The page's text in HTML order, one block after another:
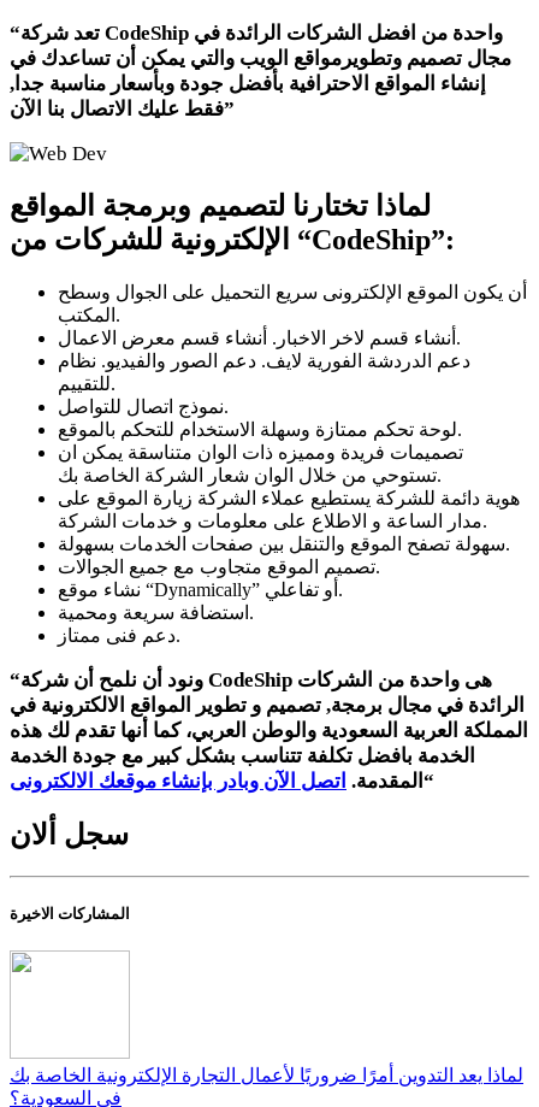
“تعد شركة CodeShip واحدة من افضل الشركات الرائدة في
مجال تصميم وتطويرمواقع الويب والتي يمكن أن تساعدك في
إنشاء المواقع الاحترافية بأفضل جودة وبأسعار مناسبة جدا,
فقط عليك الاتصال بنا الآن”
لماذا تختارنا لتصميم وبرمجة المواقع
الإلكترونية للشركات من “CodeShip”:
أن يكون الموقع الإلكترونى سريع التحميل على الجوال وسطح
المكتب.
أنشاء قسم لاخر الاخبار. أنشاء قسم معرض الاعمال.
دعم الدردشة الفورية لايف. دعم الصور والفيديو. نظام
للتقييم.
نموذج اتصال للتواصل.
لوحة تحكم ممتازة وسهلة الاستخدام للتحكم بالموقع.
تصميمات فريدة ومميزه ذات الوان متناسقة يمكن ان
تستوحي من خلال الوان شعار الشركة الخاصة بك.
هوية دائمة للشركة يستطيع عملاء الشركة زيارة الموقع على
مدار الساعة و الاطلاع على معلومات و خدمات الشركة.
سهولة تصفح الموقع والتنقل بين صفحات الخدمات بسهولة.
تصميم الموقع متجاوب مع جميع الجوالات.
نشاء موقع “Dynamically” أو تفاعلي.
استضافة سريعة ومحمية.
دعم فنى ممتاز.
“ونود أن نلمح أن شركة CodeShip هى واحدة من الشركات
الرائدة في مجال برمجة, تصميم و تطوير المواقع الالكترونية في
المملكة العربية السعودية والوطن العربي، كما أنها تقدم لك هذه
الخدمة بافضل تكلفة تتناسب بشكل كبير مع جودة الخدمة
المقدمة. اتصل الآن وبادر بإنشاء موقعك الالكترونى “
سجل ألان
المشاركات الاخيرة
لماذا يعد التدوين أمرًا ضروريًا لأعمال التجارة الإلكترونية الخاصة بك
في السعودية؟